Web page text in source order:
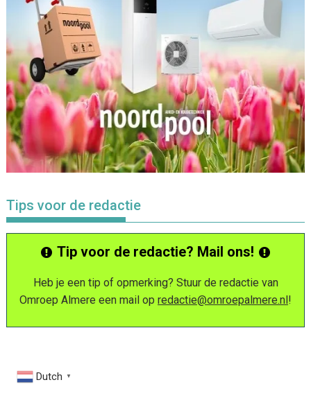
Tips voor de redactie
Tip voor de redactie? Mail ons!
Heb je een tip of opmerking? Stuur de redactie van
Omroep Almere een mail op redactie@omroepalmere.nl!
Dutch ▼